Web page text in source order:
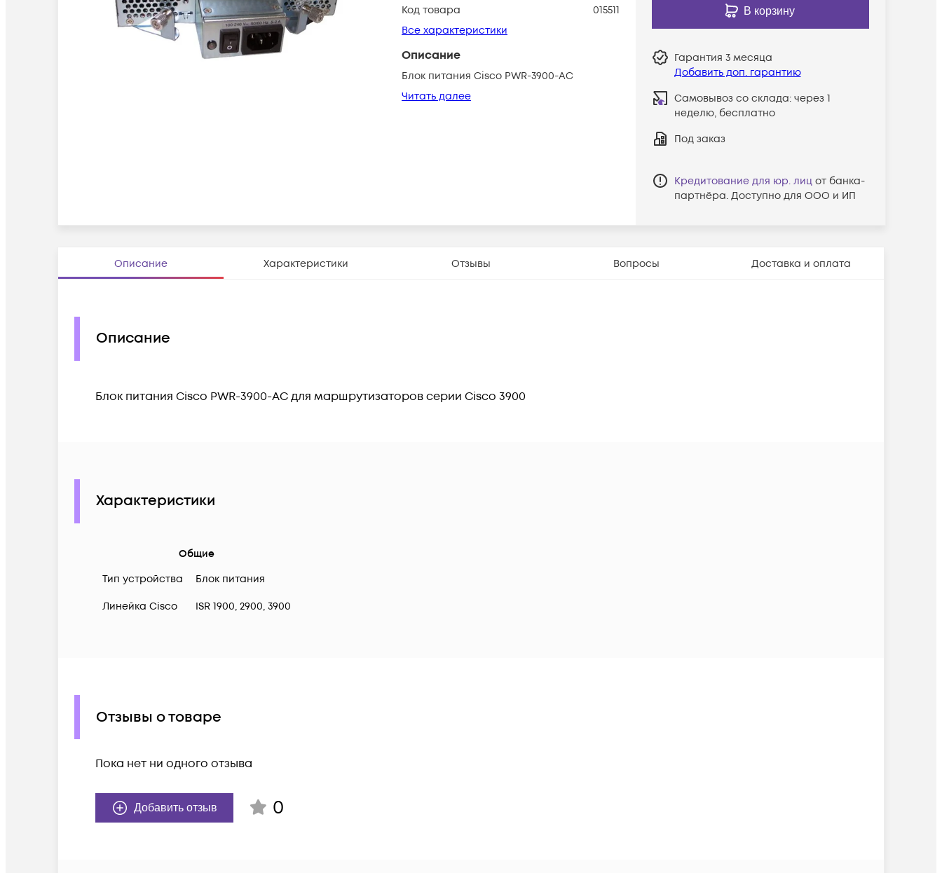
Код товара
015511
Все характеристики
Описание
Блок питания Cisco PWR-3900-AC
Читать далее
В корзину
Гарантия 3 месяца
Добавить доп. гарантию
Самовывоз со склада: через 1
неделю, бесплатно
Под заказ
Кредитование для юр. лиц от банка-
партнёра. Доступно для ООО и ИП
Описание Характеристики Отзывы Вопросы Доставка и оплата
Описание
Блок питания Cisco PWR-3900-AC для маршрутизаторов серии Cisco 3900
Характеристики
Общие
Тип устройства
Блок питания
Линейка Cisco ISR 1900, 2900, 3900
Отзывы о товаре
Пока нет ни одного отзыва
Добавить отзыв 0